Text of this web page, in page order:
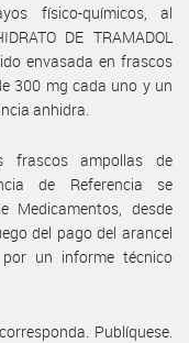
físico-químicos, al
DE TRAMADOL
envasada en frascos
300 mg cada uno y un
anhidra.
frascos ampollas de
de Referencia se
Medicamentos, desde
del pago del arancel
un informe técnico
Publíquese.